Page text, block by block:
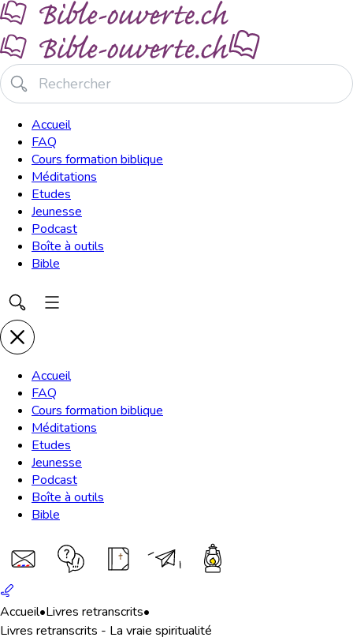
Accueil
FAQ
Cours formation biblique
Méditations
Etudes
Jeunesse
Podcast
Boîte à outils
Bible
Accueil
FAQ
Cours formation biblique
Méditations
Etudes
Jeunesse
Podcast
Boîte à outils
Bible
Accueil•Livres retranscrits•
Livres retranscrits - La vraie spiritualité